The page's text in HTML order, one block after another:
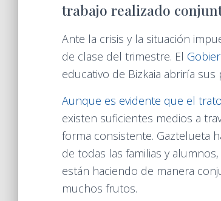
trabajo realizado
Ante la crisis y la situación
de clase del trimestre. El
educativo de Bizkaia abriría
Aunque es evidente que el
existen suficientes medios a
forma consistente. Gaztelueta
de todas las familias y
están haciendo de manera
muchos frutos.